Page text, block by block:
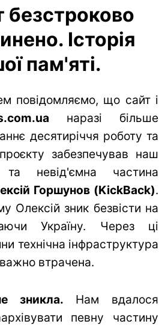
безстроково
Історія
пам'яті.
повідомляємо, що сайт і
наразі більше
десятиріччя роботу та
забезпечував наш
невід'ємна частина
Горшунов (KickBack).
Олексій зник безвісти на
Україну. Через ці
технічна інфраструктура
втрачена.
зникла. Нам вдалося
певну частину